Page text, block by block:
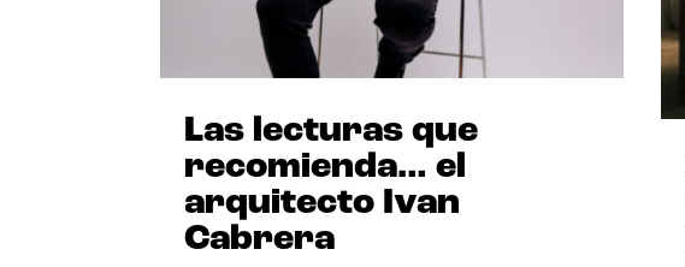
Las lecturas que
recomienda… el
arquitecto Ivan
Cabrera